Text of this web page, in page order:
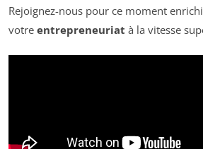
Rejoignez-nous pour ce moment
votre entrepreneuriat à la vitesse